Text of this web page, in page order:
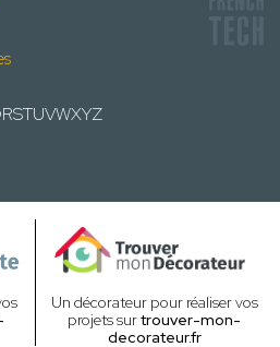
RSTUVWXYZ
Un décorateur pour réaliser vos
projets surtrouver-mon-
decorateur.fr